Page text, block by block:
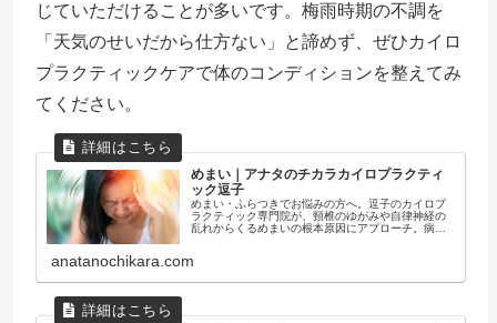
じていただけることが多いです。梅雨時期の不調を
「天気のせいだから仕方ない」と諦めず、ぜひカイロ
プラクティックケアで体のコンディションを整えてみ
てください。
めまい｜アナタのチカラカイロプラクティ
ック逗子
めまい・ふらつきでお悩みの方へ。逗子のカイロプ
ラクティック専門院が、頸椎のゆがみや自律神経の
乱れからくるめまいの根本原因にアプローチ。病院
anatanochikara.com